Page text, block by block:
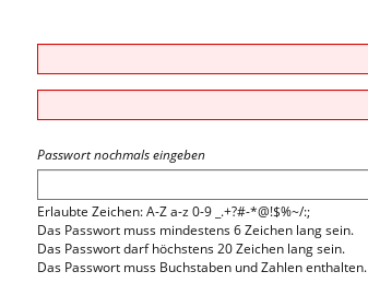
Passwort nochmals eingeben
Erlaubte Zeichen: A-Z a-z 0-9 _.+?#-*@!$%~/:;
Das Passwort muss mindestens 6 Zeichen lang sein.
Das Passwort darf höchstens 20 Zeichen lang sein.
Das Passwort muss Buchstaben und Zahlen enthalten.